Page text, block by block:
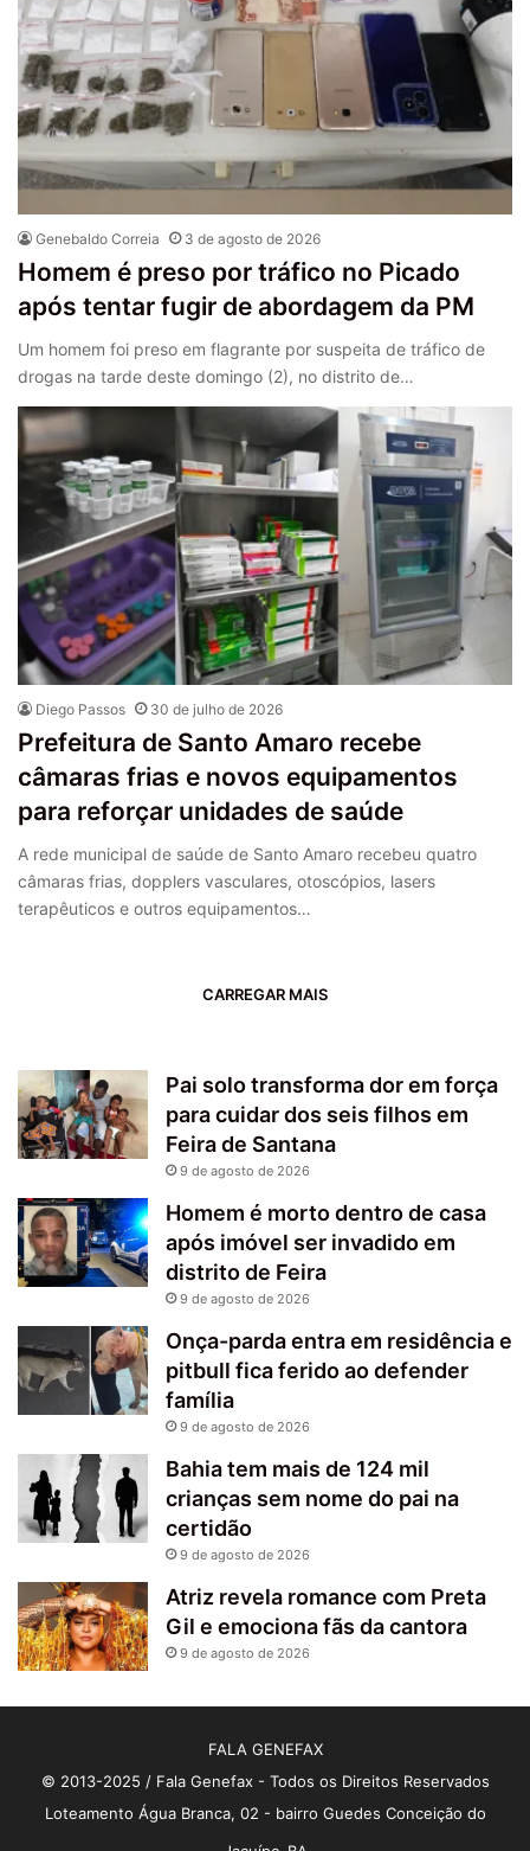
Genebaldo Correia 3 de agosto de 2026
Homem é preso por tráfico no Picado
após tentar fugir de abordagem da PM
Um homem foi preso em flagrante por suspeita de tráfico de
drogas na tarde deste domingo (2), no distrito de…
Diego Passos 30 de julho de 2026
Prefeitura de Santo Amaro recebe
câmaras frias e novos equipamentos
para reforçar unidades de saúde
A rede municipal de saúde de Santo Amaro recebeu quatro
câmaras frias, dopplers vasculares, otoscópios, lasers
terapêuticos e outros equipamentos…
CARREGAR MAIS
Pai solo transforma dor em força
para cuidar dos seis filhos em
Feira de Santana
9 de agosto de 2026
Homem é morto dentro de casa
após imóvel ser invadido em
distrito de Feira
9 de agosto de 2026
Onça-parda entra em residência e
pitbull fica ferido ao defender
família
9 de agosto de 2026
Bahia tem mais de 124 mil
crianças sem nome do pai na
certidão
9 de agosto de 2026
Atriz revela romance com Preta
Gil e emociona fãs da cantora
9 de agosto de 2026
FALA GENEFAX
© 2013-2025 / Fala Genefax - Todos os Direitos Reservados
Loteamento Água Branca, 02 - bairro Guedes Conceição do